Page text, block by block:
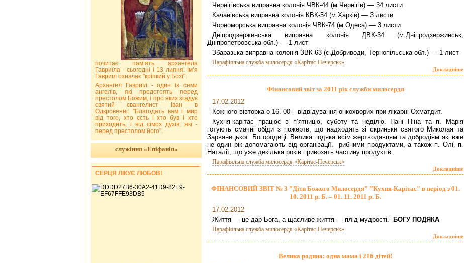
Чернігівська виправна колонія ЧВК-44 (м.Чернігів) — 34 листи
Качанівська виправна колонія КВК-54 (м.Харків) — 3 листи
Чорноморська виправна колонія ЧВК-74 (м.Одеса) — 3 листи
Дніпродзержинська виправна колонія ДВК-34 (м.Дніпродзержинськ,
Дніпропетровська обл.) — 1 лист
Збаразька виправна колонія ЗВК-63 (с.Добриводи, Тернопільська обл.) — 1 лист
Парафіяльна служба милосердя «Карітас-Печерськ»
Докладніше
Фінансовий звіт за 2011 рік служби милосердя
17.02.2012
Кожного вівторка о 16. 00 – відвідування онкохворих при лікарні Охматдит.
Кухня-карітас працює в п’ятницю, суботу та неділю. Пані Ніна та п. Марія
готують смачні обіди з пожертв, що надходять зі скриньки святого Миколая та
Зарваницької Богородиці. Велика подяка всім жертводавцям та добродіям які вже
не один рік допомагають від організації, рибними продуктами, а також п. Олі, п.
Наталії, що уже декілька років привозять частину продуктів.
Парафіяльна служба милосердя «Карітас-Печерськ»
Докладніше
ФІНАНСОВИЙ ЗВІТ № 3 ”Діти Божого Милосердя” ”Кухня-Карітас” в період з 01.
10. 2011 р. Б. – 01. 11. 2011 р. Б.
17.02.2012
Життя — це дар Бога, а щасливе життя — плід мудрості. БОГУ ПОДЯКА
Парафіяльна служба милосердя «Карітас-Печерськ»
Докладніше
Велика родина: одна мама і 216 дітей!
почитає пам’ять архангела
Гавриїла - сьогодні і 13 липня. Ім’я
Гавриїл означає "кріпкий у Бозі".
Архангел Гавриїл - один із семи
ангелів, які предстоять перед
престолом Божим, і про яких згадує
святий євангелист Іван в
Одкровенні: "Благодать вам і мир
від того, хто єсть і хто був і хто
приходить; і від сімох духів, які -
перед престолом його".
служіння «Епіфанія»
СЕРЦЯ ЛІКУЄ ЛЮБОВ!